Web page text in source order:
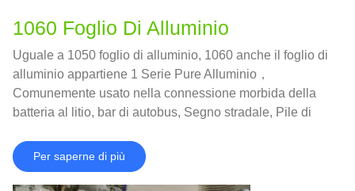
1060 Foglio Di Alluminio
Uguale a 1050 foglio di alluminio, 1060 anche il foglio di
alluminio appartiene 1 Serie Pure Alluminio，
Comunemente usato nella connessione morbida della
batteria al litio, bar di autobus, Segno stradale, Pile di
Decorazione per pareti esterne，e così via.
Per saperne di più